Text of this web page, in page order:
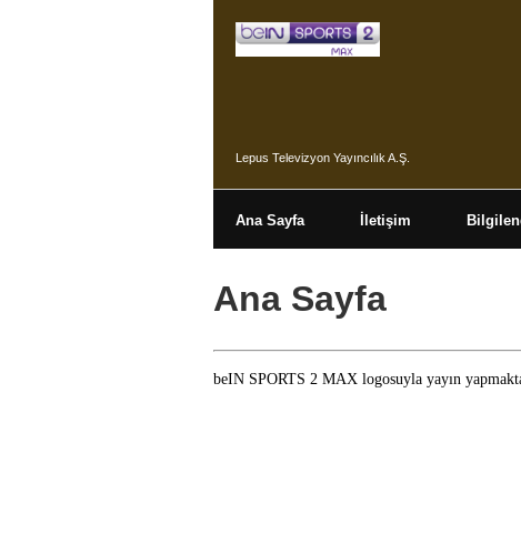
Lepus Televizyon Yayıncılık A.Ş.
Ana Sayfa İletişim
Ana Sayfa
beIN SPORTS 2 MAX logosuyla yayın